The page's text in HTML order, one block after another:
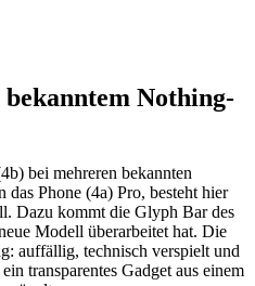
Nothing-
bei mehreren bekannten
Phone (4a) Pro, besteht hier
Dazu kommt die Glyph Bar des
Modell überarbeitet hat. Die
auffällig, technisch verspielt und
transparentes Gadget aus einem